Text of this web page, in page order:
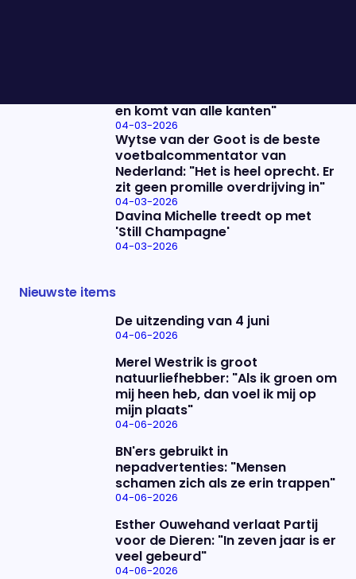
en komt van alle kanten"
04-03-2026
Wytse van der Goot is de beste
voetbalcommentator van
Nederland: "Het is heel oprecht. Er
zit geen promille overdrijving in"
04-03-2026
Davina Michelle treedt op met
'Still Champagne'
04-03-2026
Nieuwste items
De uitzending van 4 juni
04-06-2026
Merel Westrik is groot
natuurliefhebber: "Als ik groen om
mij heen heb, dan voel ik mij op
mijn plaats"
04-06-2026
BN'ers gebruikt in
nepadvertenties: "Mensen
schamen zich als ze erin trappen"
04-06-2026
Esther Ouwehand verlaat Partij
voor de Dieren: "In zeven jaar is er
veel gebeurd"
04-06-2026